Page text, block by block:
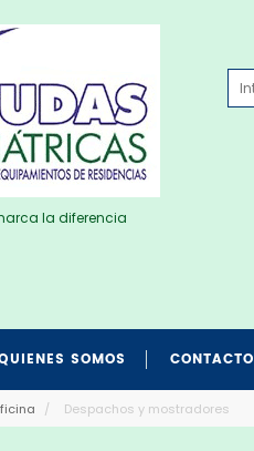
la diferencia
SOMOS CONTACTO
/ Despachos y mostradores